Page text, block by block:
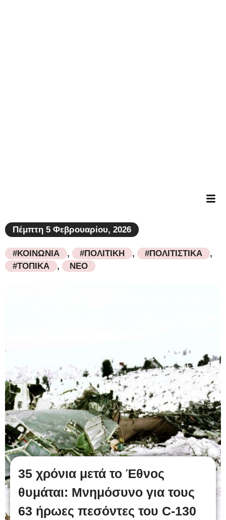
Πέμπτη 5 Φεβρουαρίου, 2026
#ΚΟΙΝΩΝΙΑ , #ΠΟΛΙΤΙΚΗ , #ΠΟΛΙΤΙΣΤΙΚΑ
,
#ΤΟΠΙΚΑ
, ΝΕΟ
35 χρόνια μετά το Έθνος
θυμάται: Μνημόσυνο για τους
63 ήρωες πεσόντες του C‑130